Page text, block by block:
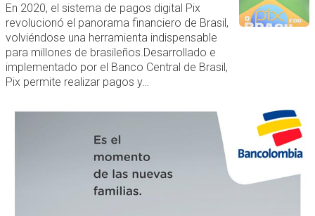
En 2020, el sistema de pagos digital Pix
revolucionó el panorama financiero de Brasil,
volviéndose una herramienta indispensable
para millones de brasileños.Desarrollado e
implementado por el Banco Central de Brasil,
Pix permite realizar pagos y…